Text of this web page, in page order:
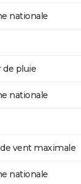
nationale
de pluie
nationale
vent maximale
nationale